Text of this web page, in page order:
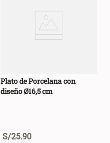
Plato de Porcelana con
diseño Ø16,5 cm
S/25.90